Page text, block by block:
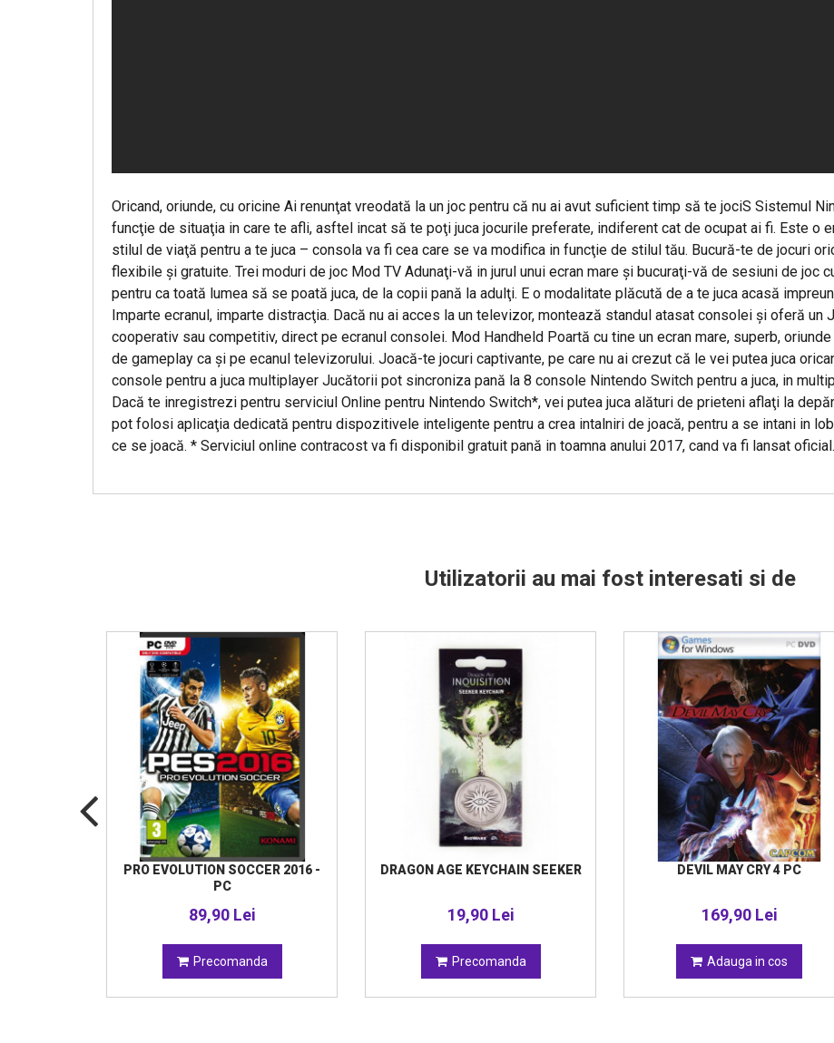
Oricand, oriunde, cu oricine Ai renunţat vreodată la un joc pentru că nu ai avut suficient timp să te jociS Sistemul
funcţie de situaţia in care te afli, asftel incat să te poţi juca jocurile preferate, indiferent cat de ocupat ai fi. Este o
stilul de viaţă pentru a te juca – consola va fi cea care se va modifica in funcţie de stilul tău. Bucură-te de jocuri
flexibile şi gratuite. Trei moduri de joc Mod TV Adunaţi-vă in jurul unui ecran mare şi bucuraţi-vă de sesiuni de joc
pentru ca toată lumea să se poată juca, de la copii pană la adulţi. E o modalitate plăcută de a te juca acasă
Imparte ecranul, imparte distracţia. Dacă nu ai acces la un televizor, montează standul atasat consolei şi oferă un
cooperativ sau competitiv, direct pe ecranul consolei. Mod Handheld Poartă cu tine un ecran mare, superb,
de gameplay ca şi pe ecanul televizorului. Joacă-te jocuri captivante, pe care nu ai crezut că le vei putea juca
console pentru a juca multiplayer Jucătorii pot sincroniza pană la 8 console Nintendo Switch pentru a juca, in
Dacă te inregistrezi pentru serviciul Online pentru Nintendo Switch*, vei putea juca alături de prieteni aflaţi la
pot folosi aplicaţia dedicată pentru dispozitivele inteligente pentru a crea intalniri de joacă, pentru a se intani in
ce se joacă. * Serviciul online contracost va fi disponibil gratuit pană in toamna anului 2017, cand va fi lansat oficial.
Utilizatorii au mai fost interesati si de
PRO EVOLUTION SOCCER 2016 -
PC
89,90 Lei
Precomanda
DRAGON AGE KEYCHAIN SEEKER
19,90 Lei
Precomanda
DEVIL MAY CRY 4 PC
169,90 Lei
Adauga in cos